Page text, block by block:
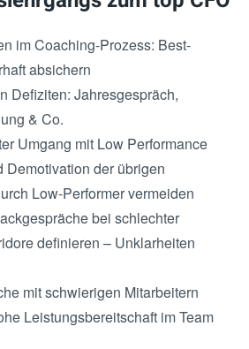
im Coaching-Prozess: Best-
absichern
Defiziten: Jahresgespräch,
& Co.
Umgang mit Low Performance
Demotivation der übrigen
Low-Performer vermeiden
bei schlechter
definieren – Unklarheiten
mit schwierigen Mitarbeitern
Leistungsbereitschaft im Team